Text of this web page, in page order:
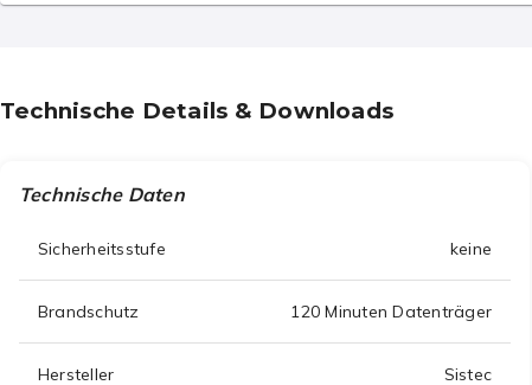
Technische Details & Downloads
Technische Daten
Sicherheitsstufe keine
Brandschutz 120 Minuten Datenträger
Hersteller Sistec